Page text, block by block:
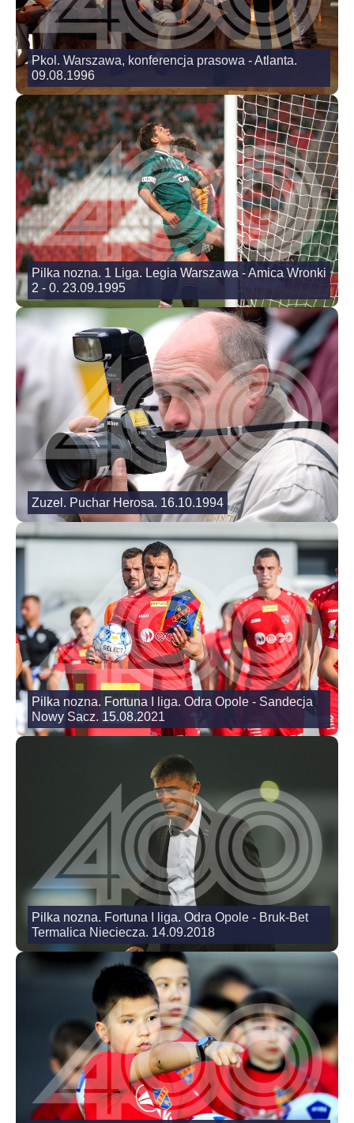
Pkol. Warszawa, konferencja prasowa - Atlanta.
09.08.1996
Pilka nozna. 1 Liga. Legia Warszawa - Amica Wronki
2 - 0. 23.09.1995
Zuzel. Puchar Herosa. 16.10.1994
Pilka nozna. Fortuna I liga. Odra Opole - Sandecja
Nowy Sacz. 15.08.2021
Pilka nozna. Fortuna I liga. Odra Opole - Bruk-Bet
Termalica Nieciecza. 14.09.2018